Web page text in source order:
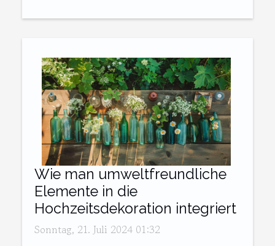
Wie man umweltfreundliche
Elemente in die
Hochzeitsdekoration integriert
Sonntag, 21. Juli 2024 01:32